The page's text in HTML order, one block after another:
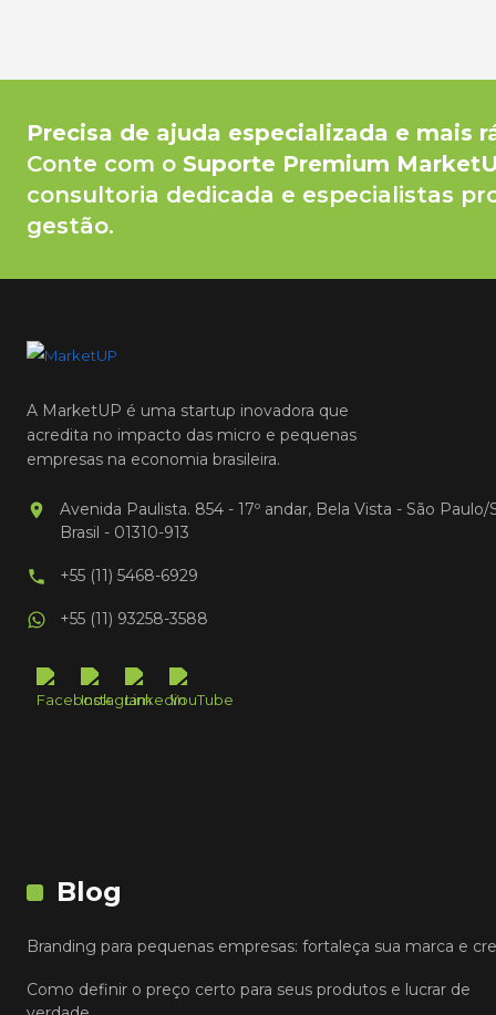
Precisa de ajuda especializada e mais
Conte com o Suporte Premium
consultoria dedicada e especialistas
gestão.
A MarketUP é uma startup inovadora que
acredita no impacto das micro e pequenas
empresas na economia brasileira.
Avenida Paulista. 854 - 17º andar, Bela Vista - São Paulo/
Brasil - 01310-913
+55 (11) 5468-6929
+55 (11) 93258-3588
Blog
Branding para pequenas empresas: fortaleça sua marca e
Como definir o preço certo para seus produtos e lucrar de